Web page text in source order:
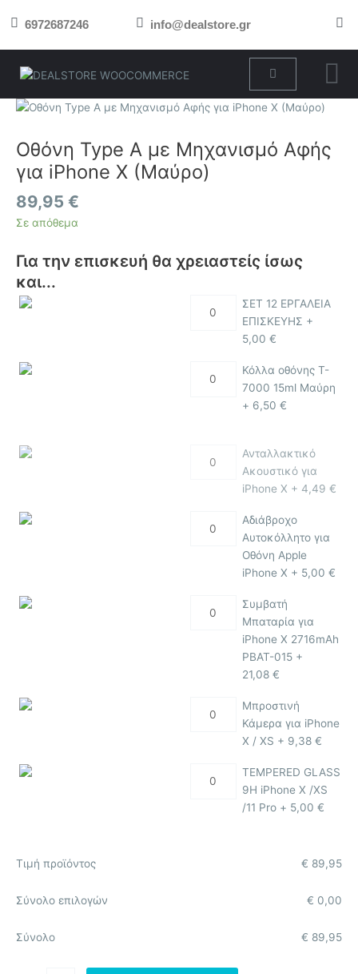
στο 6972687246 info@dealstore.gr
Cart
Οθόνη Type A με Μηχανισμό Αφής
για iPhone X (Μαύρο)
89,95 €
Σε απόθεμα
Για την επισκευή θα χρειαστείς ίσως
και...
ΣΕΤ 12 ΕΡΓΑΛΕΙΑ
ΕΠΙΣΚΕΥΗΣ +
5,00 €
Κόλλα οθόνης T-
7000 15ml Μαύρη
+ 6,50 €
Ανταλλακτικό
Ακουστικό για
iPhone X + 4,49 €
Αδιάβροχο
Αυτοκόλλητο για
Οθόνη Apple
iPhone X + 5,00 €
Συμβατή
Μπαταρία για
iPhone X 2716mAh
PBAT-015 +
21,08 €
Μπροστινή
Κάμερα για iPhone
X / XS + 9,38 €
TEMPERED GLASS
9H iPhone X /XS
/11 Pro + 5,00 €
Τιμή προϊόντος 89,95
€
Σύνολο επιλογών 0,00
€
Σύνολο 89,95
€
Οθόνη
A
με
Μηχανισμό
Αφής
για
iPhone
(Μαύρο)
ποσότητα